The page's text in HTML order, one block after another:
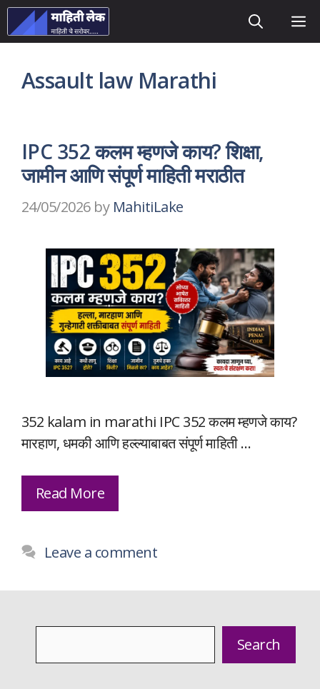
Skip
to
Assault law Marathi
IPC 352 कलम म्हणजे काय? शिक्षा,
जामीन आणि संपूर्ण माहिती मराठीत
24/05/2026 by MahitiLake
352 kalam in marathi IPC 352 कलम म्हणजे काय?
मारहाण, धमकी आणि हल्ल्याबाबत संपूर्ण माहिती …
Read More
Leave a comment
Search